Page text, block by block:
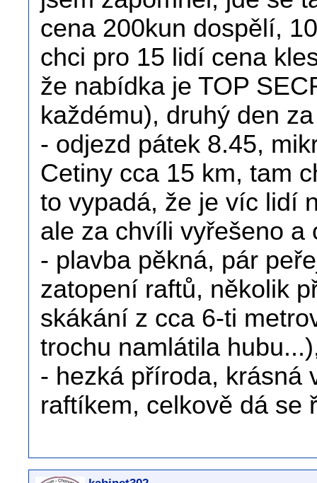
cena 200kun dospělí,
chci pro 15 lidí cena
že nabídka je TOP
každému), druhý den
- odjezd pátek 8.45,
Cetiny cca 15 km, tam
to vypadá, že je víc lidí
ale za chvíli vyřešeno a
- plavba pěkná, pár
zatopení raftů, několik
skákání z cca 6-ti
trochu namlátila
- hezká příroda, krásná
raftíkem, celkově dá se